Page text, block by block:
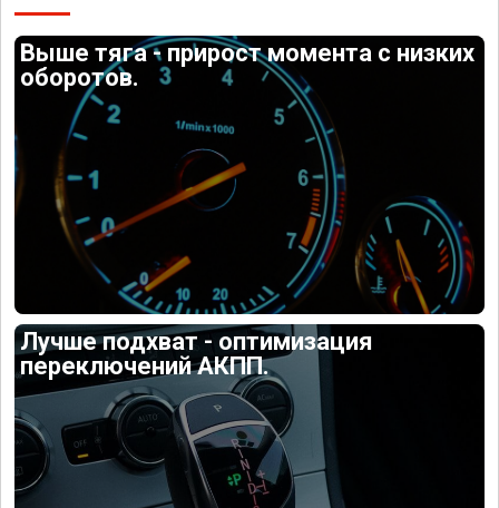
Выше тяга - прирост момента с низких
оборотов.
Лучше подхват - оптимизация
переключений АКПП.